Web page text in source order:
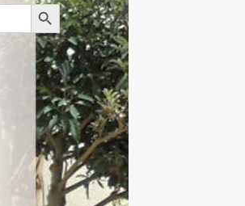
Search Button